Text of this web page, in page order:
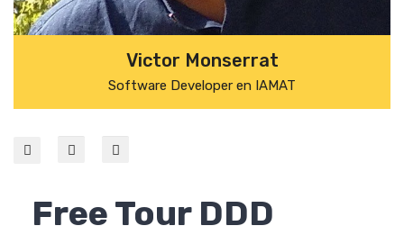
Victor Monserrat
Software Developer en IAMAT
Free Tour DDD